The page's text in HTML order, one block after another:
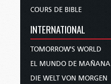
COURS DE BIBLE
INTERNATIONAL
TOMORROW'S WORLD
EL MUNDO DE MAÑANA
DIE WELT VON MORGEN